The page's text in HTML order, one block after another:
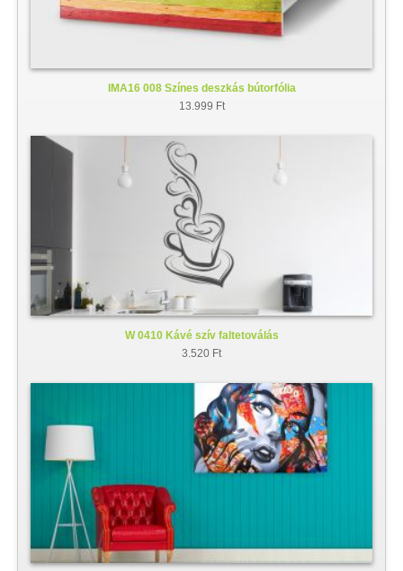
IMA16 008 Színes deszkás bútorfólia
13.999 Ft
W 0410 Kávé szív faltetoválás
3.520 Ft